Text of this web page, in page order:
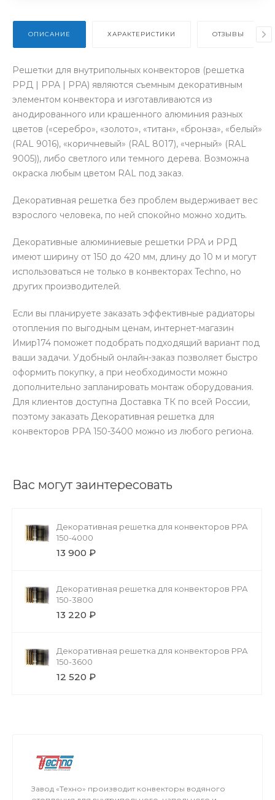
ОПИСАНИЕ ХАРАКТЕРИСТИКИ ОТЗЫВЫ
Решетки для внутрипольных конвекторов (решетка
РРД | РРА | PPA) являются съемным декоративным
элементом конвектора и изготавливаются из
анодированного или крашенного алюминия разных
цветов («серебро», «золото», «титан», «бронза», «белый»
(RAL 9016), «коричневый» (RAL 8017), «черный» (RAL
9005)), либо светлого или темного дерева. Возможна
окраска любым цветом RAL под заказ.
Декоративная решетка без проблем выдерживает вес
взрослого человека, по ней спокойно можно ходить.
Декоративные алюминиевые решетки PPA и РРД
имеют ширину от 150 до 420 мм, длину до 10 м и могут
использоваться не только в конвекторах Techno, но
других производителей.
Если вы планируете заказать эффективные радиаторы
отопления по выгодным ценам, интернет-магазин
Имир174 поможет подобрать подходящий вариант под
ваши задачи. Удобный онлайн-заказ позволяет быстро
оформить покупку, а при необходимости можно
дополнительно запланировать монтаж оборудования.
Для клиентов доступна Доставка ТК по всей России,
поэтому заказать Декоративная решетка для
конвекторов РРА 150-3400 можно из любого региона.
Вас могут заинтересовать
Декоративная решетка для конвекторов РРА
150-4000
13 900 ₽
Декоративная решетка для конвекторов РРА
150-3800
13 220 ₽
Декоративная решетка для конвекторов РРА
150-3600
12 520 ₽
Завод «Техно» производит конвекторы водяного